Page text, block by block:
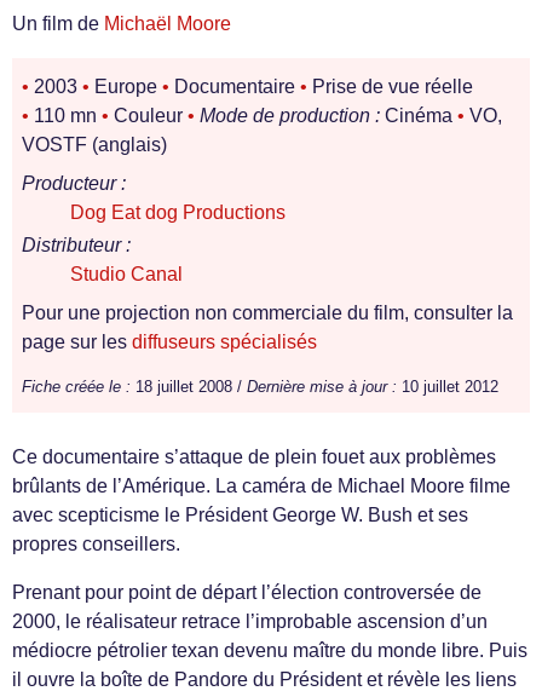
Un film de Michaël Moore
• 2003 • Europe • Documentaire • Prise de vue réelle
• 110 mn • Couleur • Mode de production : Cinéma • VO,
VOSTF (anglais)
Producteur :
Dog Eat dog Productions
Distributeur :
Studio Canal
Pour une projection non commerciale du film, consulter la
page sur les diffuseurs spécialisés
Fiche créée le : 18 juillet 2008 / Dernière mise à jour : 10 juillet 2012
Ce documentaire s’attaque de plein fouet aux problèmes
brûlants de l’Amérique. La caméra de Michael Moore filme
avec scepticisme le Président George W. Bush et ses
propres conseillers.
Prenant pour point de départ l’élection controversée de
2000, le réalisateur retrace l’improbable ascension d’un
médiocre pétrolier texan devenu maître du monde libre. Puis
il ouvre la boîte de Pandore du Président et révèle les liens